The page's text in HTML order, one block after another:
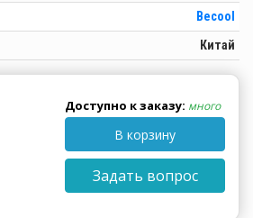
Becool
Китай
Доступно к заказу: много
В корзину
Задать вопрос